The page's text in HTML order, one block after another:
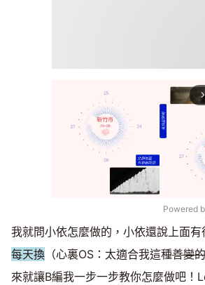
Powered
我就問小依怎麼做的，小依還說上面
每天換 （心裏OS：太適合我這種善變
來就讓B編我一步一步教你怎麼做吧！